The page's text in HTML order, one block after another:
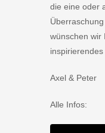
die eine oder
wünschen wir
inspirierendes
Axel & Peter
Alle Infos: